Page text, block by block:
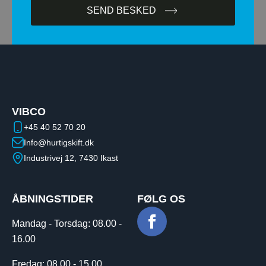
SEND BESKED
VIBCO
+45 40 52 70 20
Info@hurtigskift.dk
Industrivej 12, 7430 Ikast
ÅBNINGSTIDER
Mandag - Torsdag:​ ​08.00 -
16.00
Fredag: 08.00 - 15.00
FØLG OS